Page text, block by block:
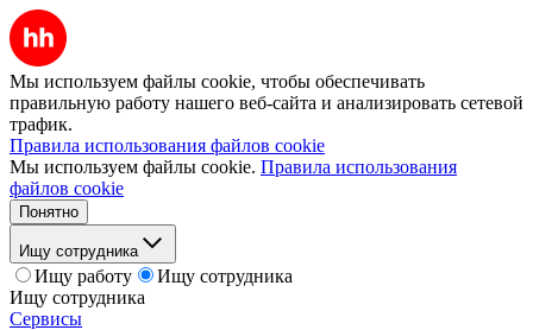
Мы используем файлы cookie, чтобы обеспечивать
правильную работу нашего веб-сайта и анализировать сетевой
трафик.
Правила использования файлов cookie
Мы используем файлы cookie. Правила использования
файлов cookie
Понятно
Ищу сотрудника
Ищу работу
Ищу сотрудника
Ищу сотрудника
Сервисы